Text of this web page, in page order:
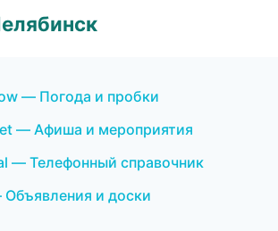
— Погода и пробки
— Афиша и мероприятия
— Телефонный справочник
и доски